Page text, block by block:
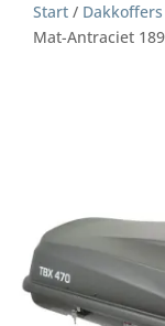
Start / Dakkoffers
Mat-Antraciet